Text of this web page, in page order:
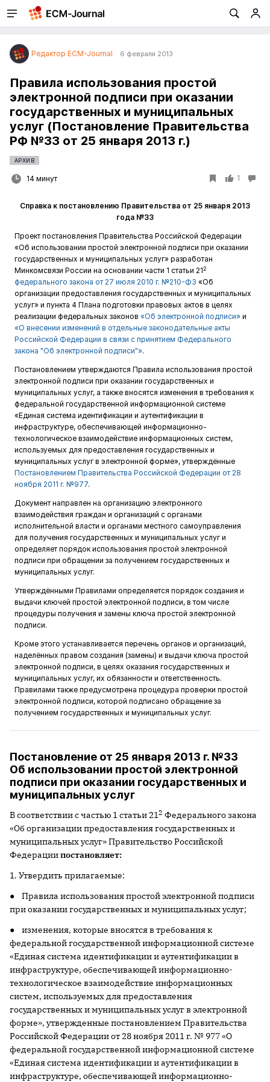
Редактор ECM-Journal 6 февраля 2013
Правила использования простой
электронной подписи при оказании
государственных и муниципальных
услуг (Постановление Правительства
РФ №33 от 25 января 2013 г.)
АРХИВ
14 минут 1
Справка к постановлению Правительства от 25 января 2013
года №33
Проект постановления Правительства Российской Федерации
«Об использовании простой электронной подписи при оказании
государственных и муниципальных услуг» разработан
Минкомсвязи России на основании части 1 статьи 212
федерального закона от 27 июля 2010 г. №210-ФЗ «Об
организации предоставления государственных и муниципальных
услуг» и пункта 4 Плана подготовки правовых актов в целях
реализации федеральных законов «Об электронной подписи» и
«О внесении изменений в отдельные законодательные акты
Российской Федерации в связи с принятием Федерального
закона "Об электронной подписи"».
Постановлением утверждаются Правила использования простой
электронной подписи при оказании государственных и
муниципальных услуг, а также вносятся изменения в требования к
федеральной государственной информационной системе
«Единая система идентификации и аутентификации в
инфраструктуре, обеспечивающей информационно-
технологическое взаимодействие информационных систем,
используемых для предоставления государственных и
муниципальных услуг в электронной форме», утверждённые
Постановлением Правительства Российской Федерации от 28
ноября 2011 г. №977.
Документ направлен на организацию электронного
взаимодействия граждан и организаций с органами
исполнительной власти и органами местного самоуправления
для получения государственных и муниципальных услуг и
определяет порядок использования простой электронной
подписи при обращении за получением государственных и
муниципальных услуг.
Утверждёнными Правилами определяется порядок создания и
выдачи ключей простой электронной подписи, в том числе
процедуры получения и замены ключа простой электронной
подписи.
Кроме этого устанавливается перечень органов и организаций,
наделённых правом создания (замены) и выдачи ключа простой
электронной подписи, в целях оказания государственных и
муниципальных услуг, их обязанности и ответственность.
Правилами также предусмотрена процедура проверки простой
электронной подписи, которой подписано обращение за
получением государственных и муниципальных услуг.
Постановление от 25 января 2013 г. №33
Об использовании простой электронной
подписи при оказании государственных и
муниципальных услуг
В соответствии с частью 1 статьи 212 Федерального закона
«Об организации предоставления государственных и
муниципальных услуг» Правительство Российской
Федерациипостановляет:
1. Утвердить прилагаемые:
● Правила использования простой электронной подписи
при оказании государственных и муниципальных услуг;
● изменения, которые вносятся в требования к
федеральной государственной информационной системе
«Единая система идентификации и аутентификации в
инфраструктуре, обеспечивающей информационно-
технологическое взаимодействие информационных
систем, используемых для предоставления
государственных и муниципальных услуг в электронной
форме», утвержденные постановлением Правительства
Российской Федерации от 28 ноября 2011 г. № 977 «О
федеральной государственной информационной системе
«Единая система идентификации и аутентификации в
инфраструктуре, обеспечивающей информационно-